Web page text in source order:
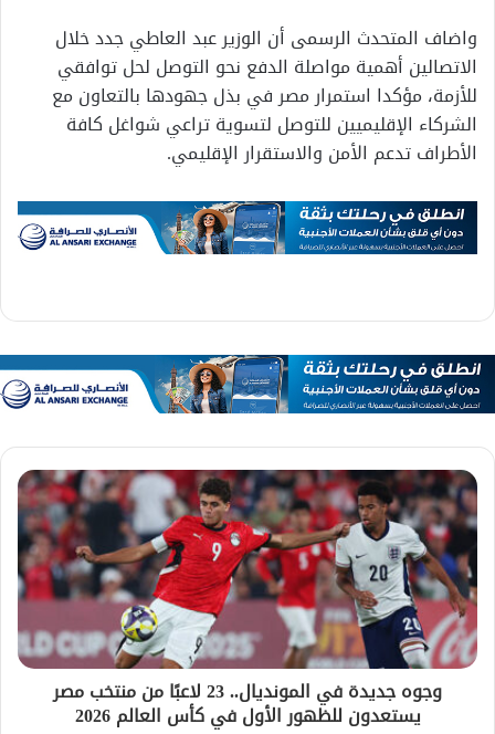
واضاف المتحدث الرسمى أن الوزير عبد العاطي جدد خلال
الاتصالين أهمية مواصلة الدفع نحو التوصل لحل توافقي
للأزمة، مؤكدا استمرار مصر في بذل جهودها بالتعاون مع
الشركاء الإقليميين للتوصل لتسوية تراعي شواغل كافة
الأطراف تدعم الأمن والاستقرار الإقليمي.
وجوه جديدة في المونديال.. 23 لاعبًا من منتخب مصر
يستعدون للظهور الأول في كأس العالم 2026